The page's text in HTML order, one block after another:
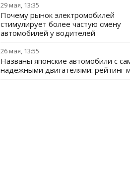
29 мая, 13:35
Почему рынок электромобилей
стимулирует более частую смену
автомобилей у водителей
26 мая, 13:55
Названы японские автомобили с
надежными двигателями: рейтинг